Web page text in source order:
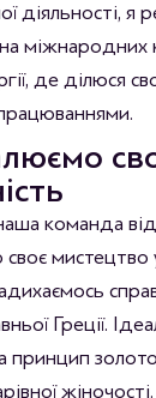
діяльності, я
міжнародних
де ділюся
команда
мистецтво
надихаємось
Греції.
принцип
жіночості.